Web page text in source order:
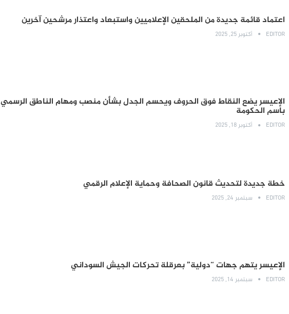
اعتماد قائمة جديدة من الملحقين الإعلاميين واستبعاد واعتذار مرشحين آخرين
EDITOR أكتوبر 25, 2025
الإعيسر يضع النقاط فوق الحروف ويحسم الجدل بشأن منصب ومهام الناطق الرسمي
باسم الحكومة
EDITOR أكتوبر 18, 2025
خطة جديدة لتحديث قانون الصحافة وحماية الإعلام الرقمي
EDITOR سبتمبر 24, 2025
الإعيسر يتهم جهات “دولية” بعرقلة تحركات الجيش السوداني
EDITOR سبتمبر 14, 2025